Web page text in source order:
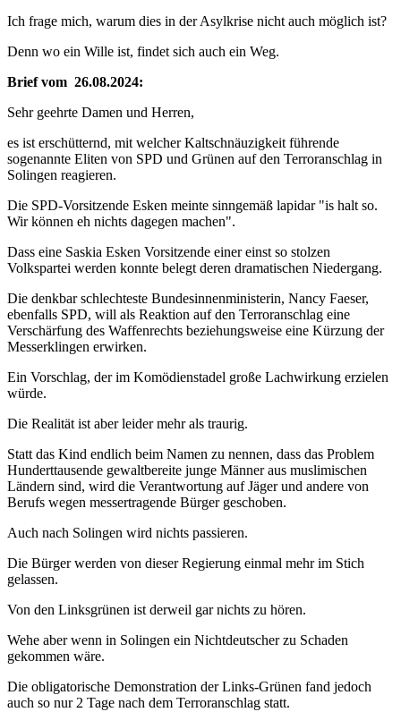
Ich frage mich, warum dies in der Asylkrise nicht auch möglich ist?
Denn wo ein Wille ist, findet sich auch ein Weg.
Brief vom 26.08.2024:
Sehr geehrte Damen und Herren,
es ist erschütternd, mit welcher Kaltschnäuzigkeit führende
sogenannte Eliten von SPD und Grünen auf den Terroranschlag in
Solingen reagieren.
Die SPD-Vorsitzende Esken meinte sinngemäß lapidar "is halt so.
Wir können eh nichts dagegen machen".
Dass eine Saskia Esken Vorsitzende einer einst so stolzen
Volkspartei werden konnte belegt deren dramatischen Niedergang.
Die denkbar schlechteste Bundesinnenministerin, Nancy Faeser,
ebenfalls SPD, will als Reaktion auf den Terroranschlag eine
Verschärfung des Waffenrechts beziehungsweise eine Kürzung der
Messerklingen erwirken.
Ein Vorschlag, der im Komödienstadel große Lachwirkung erzielen
würde.
Die Realität ist aber leider mehr als traurig.
Statt das Kind endlich beim Namen zu nennen, dass das Problem
Hunderttausende gewaltbereite junge Männer aus muslimischen
Ländern sind, wird die Verantwortung auf Jäger und andere von
Berufs wegen messertragende Bürger geschoben.
Auch nach Solingen wird nichts passieren.
Die Bürger werden von dieser Regierung einmal mehr im Stich
gelassen.
Von den Linksgrünen ist derweil gar nichts zu hören.
Wehe aber wenn in Solingen ein Nichtdeutscher zu Schaden
gekommen wäre.
Die obligatorische Demonstration der Links-Grünen fand jedoch
auch so nur 2 Tage nach dem Terroranschlag statt.